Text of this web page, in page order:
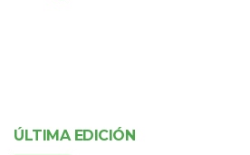
ÚLTIMA EDICIÓN